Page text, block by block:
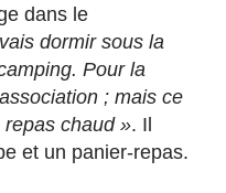
dans le
dormir sous la
Pour la
; mais ce
repas chaud ». Il
et un panier-repas.